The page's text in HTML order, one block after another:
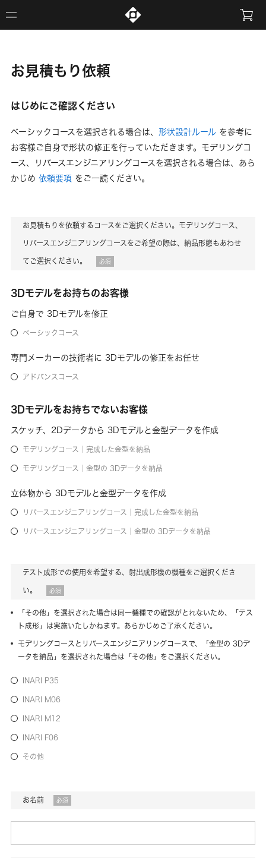
お見積もり依頼
はじめにご確認ください
ベーシックコースを選択される場合は、 形状設計ルール を参考に
お客様ご自身で形状の修正を行っていただきます。モデリングコ
ース、リバースエンジニアリングコースを選択される場合は、あら
かじめ 依頼要項 をご一読ください。
お見積もりを依頼するコースをご選択ください。モデリングコース、
リバースエンジニアリングコースをご希望の際は、納品形態もあわせ
てご選択ください。
必須
3Dモデルをお持ちのお客様
ご自身で 3Dモデルを修正
ベーシックコース
専門メーカーの技術者に 3Dモデルの修正をお任せ
アドバンスコース
3Dモデルをお持ちでないお客様
スケッチ、2Dデータから 3Dモデルと金型データを作成
モデリングコース｜完成した金型を納品
モデリングコース｜金型の 3Dデータを納品
立体物から 3Dモデルと金型データを作成
リバースエンジニアリングコース｜完成した金型を納品
リバースエンジニアリングコース｜金型の 3Dデータを納品
テスト成形での使用を希望する、射出成形機の機種をご選択くださ
い。
必須
「その他」を選択された場合は同一機種での確認がとれないため、「テス
ト成形」は実施いたしかねます。あらかじめご了承ください。
モデリングコースとリバースエンジニアリングコースで、「金型の 3Dデ
ータを納品」を選択された場合は「その他」をご選択ください。
INARI P35
INARI M06
INARI M12
INARI F06
その他
お名前 必須